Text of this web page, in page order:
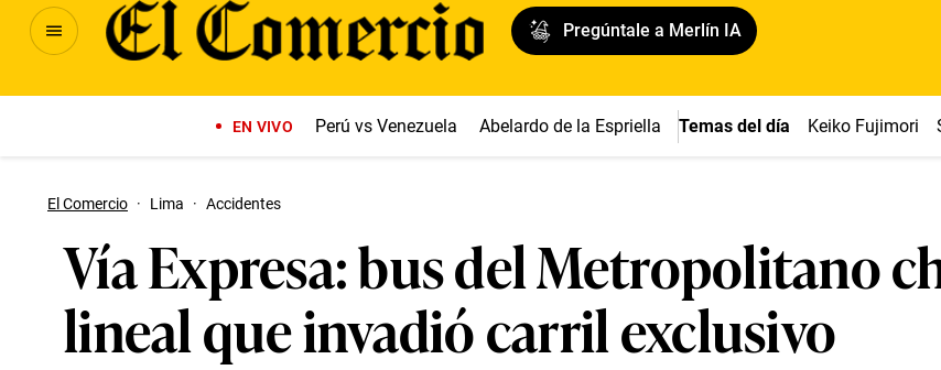
Pregúntale a Merlín IA
EN VIVO Perú vs Venezuela Abelardo de la Espriella Temas del día Keiko Fujimori
El Comercio · Lima · Accidentes
Vía Expresa: bus del Metropolitano
lineal que invadió carril exclusivo